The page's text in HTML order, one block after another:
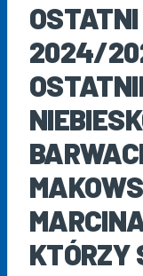
OSTATNI
2024/
KTÓRZY